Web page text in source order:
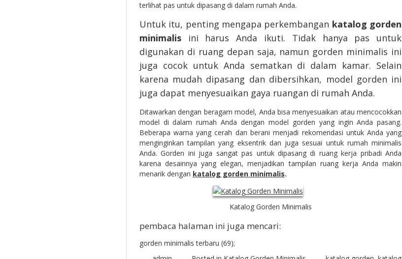
terlihat pas untuk dipasang di dalam rumah Anda.
Untuk itu, penting mengapa perkembangan katalog gorden
minimalisini harus Anda ikuti. Tidak hanya pas untuk
digunakan di ruang depan saja, namun gorden minimalis ini
juga cocok untuk Anda sematkan di dalam kamar. Selain
karena mudah dipasang dan dibersihkan, model gorden ini
juga dapat menyesuaikan gaya ruangan di rumah Anda.
Ditawarkan dengan beragam model, Anda bisa menyesuaikan atau mencocokkan
model di dalam rumah Anda dengan model gorden yang ingin Anda pasang.
Beberapa warna yang cerah dan berani menjadi rekomendasi untuk Anda yang
menginginkan tampilan yang eksentrik dan juga sesuai untuk rumah minimalis
Anda. Gorden ini juga sangat pas untuk dipasang di ruang kerja pribadi Anda
karena desainnya yang elegan, menjadikan tampilan ruang kerja Anda makin
menarik dengan katalog gorden minimalis.
Katalog Gorden Minimalis
pembaca halaman ini juga mencari:
gorden minimalis terbaru (69);